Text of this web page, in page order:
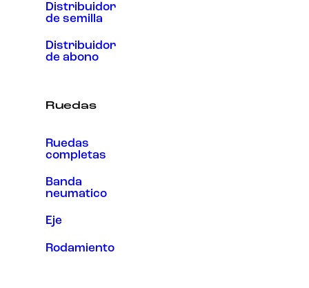
Distribuidor
de semilla
Distribuidor
de abono
Ruedas
Ruedas
completas
Banda
neumatico
Eje
Rodamiento